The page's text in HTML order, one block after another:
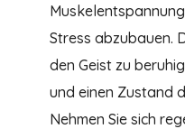
Stress abzubauen.
den Geist zu
und einen Zustand
Nehmen Sie sich